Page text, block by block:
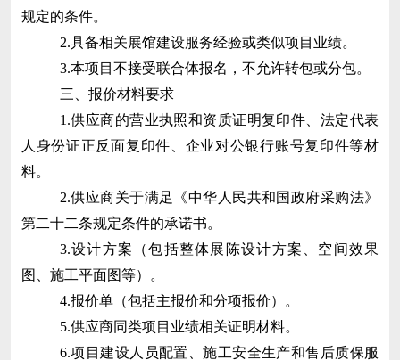
规定的条件。
2.具备相关展馆建设服务经验或类似项目业绩。
3.本项目不接受联合体报名，不允许转包或分包。
三、报价材料要求
1.供应商的营业执照和资质证明复印件、法定代表
人身份证正反面复印件、企业对公银行账号复印件等材
料。
2.供应商关于满足《中华人民共和国政府采购法》
第二十二条规定条件的承诺书。
3.设计方案（包括整体展陈设计方案、空间效果
图、施工平面图等）。
4.报价单（包括主报价和分项报价）。
5.供应商 同类项目业绩相关证明材料。
6.项目建设人员配置、施工安全生产和售后质保服